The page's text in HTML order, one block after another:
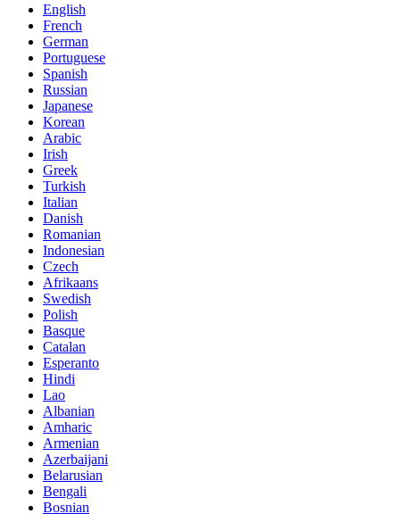
English
French
German
Portuguese
Spanish
Russian
Japanese
Korean
Arabic
Irish
Greek
Turkish
Italian
Danish
Romanian
Indonesian
Czech
Afrikaans
Swedish
Polish
Basque
Catalan
Esperanto
Hindi
Lao
Albanian
Amharic
Armenian
Azerbaijani
Belarusian
Bengali
Bosnian